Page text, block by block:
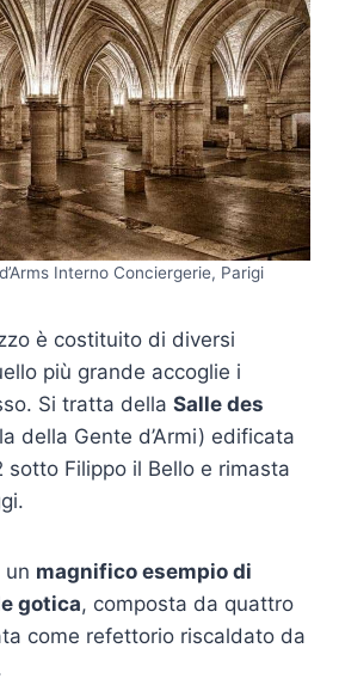
Interno Conciergerie, Parigi
è costituito di diversi
più grande accoglie i
Si tratta della Salle des
della Gente d’Armi) edificata
sotto Filippo il Bello e rimasta
un magnifico esempio di
gotica, composta da quattro
come refettorio riscaldato da